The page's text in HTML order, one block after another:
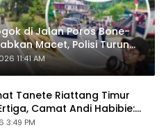
di Jalan Poros Bone-
Macet, Polisi Turun
11:41 AM
Tanete Riattang Timur
Camat Andi Habibie:
Baik-Baik Saja
3:49 PM